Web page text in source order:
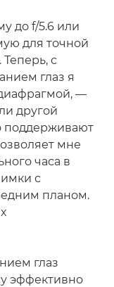
до f/5.6 или
для точной
с
глаз я
—
другой
поддерживают
мне
часа в
с
планом.
глаз
эффективно